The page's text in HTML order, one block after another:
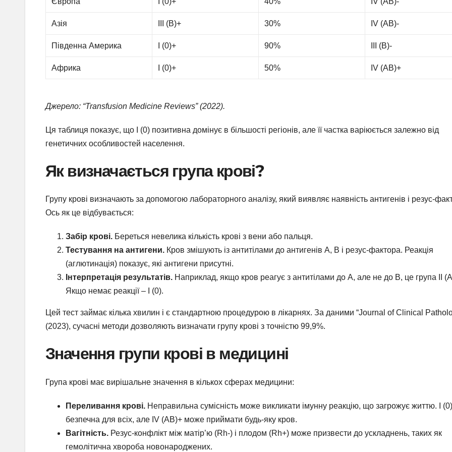
Азія III (B)+ 30% IV (AB)-
Південна Америка I (0)+ 90% III (B)-
Африка I (0)+ 50% IV (AB)+
Джерело: “Transfusion Medicine Reviews” (2022).
Ця таблиця показує, що I (0) позитивна домінує в більшості регіонів, але її частка варіюється залежно від
генетичних особливостей населення.
Як визначається група крові?
Групу крові визначають за допомогою лабораторного аналізу, який виявляє наявність антигенів і резус-
Ось як це відбувається:
Забір крові. Береться невелика кількість крові з вени або пальця.
Тестування на антигени. Кров змішують із антитілами до антигенів A, B і резус-фактора. Реакція
(аглютинація) показує, які антигени присутні.
Інтерпретація результатів. Наприклад, якщо кров реагує з антитілами до A, але не до B, це група II
Якщо немає реакції – I (0).
Цей тест займає кілька хвилин і є стандартною процедурою в лікарнях. За даними “Journal of Clinical
(2023), сучасні методи дозволяють визначати групу крові з точністю 99,9%.
Значення групи крові в медицині
Група крові має вирішальне значення в кількох сферах медицини:
Переливання крові. Неправильна сумісність може викликати імунну реакцію, що загрожує життю. I
безпечна для всіх, але IV (AB)+ може приймати будь-яку кров.
Вагітність. Резус-конфлікт між матір’ю (Rh-) і плодом (Rh+) може призвести до ускладнень, таких як
гемолітична хвороба новонароджених.